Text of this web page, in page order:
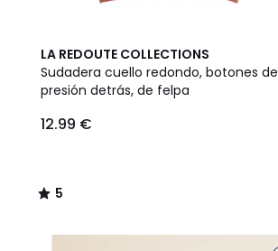
LA REDOUTE COLLECTIONS
Sudadera cuello redondo, botones de
presión detrás, de felpa
12.99 €
5
/
5
5
/